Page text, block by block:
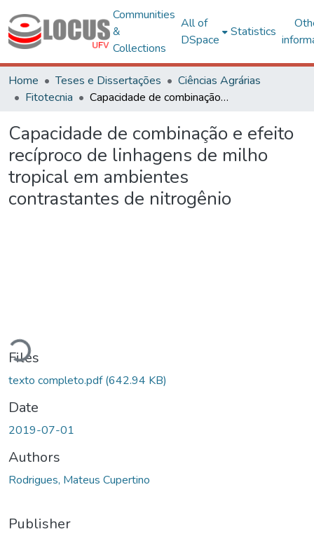
Communities
&
Collections
All of
DSpace
Statistics
Home Teses e Dissertações
Ciências Agrárias
Fitotecnia
Capacidade de combinação e efeito recíproco de linhagens de milho tropical em ambientes contrastantes de nitrogênio
Capacidade de combinação e efeito
recíproco de linhagens de milho
tropical em ambientes
contrastantes de nitrogênio
Loading...
Files
texto completo.pdf(642.94 KB)
Date
2019-07-01
Authors
Rodrigues, Mateus Cupertino
Publisher